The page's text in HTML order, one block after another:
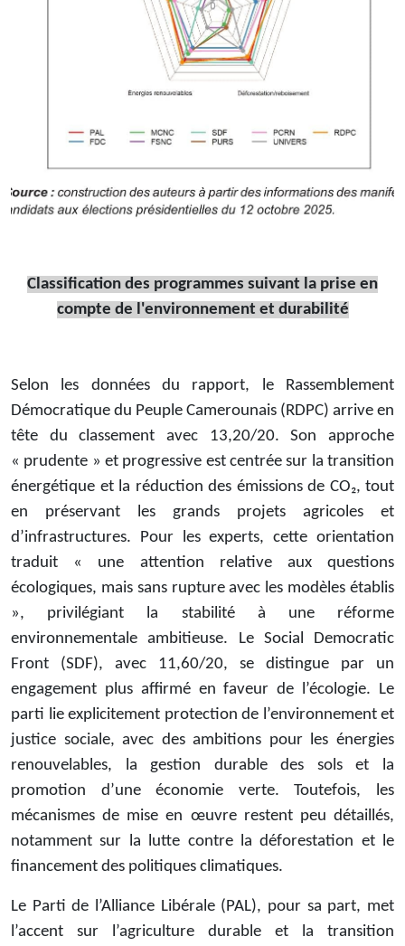
Classification des programmes suivant la prise en
compte de l'environnement et durabilité
Selon les données du rapport, le Rassemblement
Démocratique du Peuple Camerounais (RDPC) arrive en
tête du classement avec 13,20/20. Son approche
« prudente » et progressive est centrée sur la transition
énergétique et la réduction des émissions de CO₂, tout
en préservant les grands projets agricoles et
d’infrastructures. Pour les experts, cette orientation
traduit « une attention relative aux questions
écologiques, mais sans rupture avec les modèles établis
», privilégiant la stabilité à une réforme
environnementale ambitieuse. Le Social Democratic
Front (SDF), avec 11,60/20, se distingue par un
engagement plus affirmé en faveur de l’écologie. Le
parti lie explicitement protection de l’environnement et
justice sociale, avec des ambitions pour les énergies
renouvelables, la gestion durable des sols et la
promotion d’une économie verte. Toutefois, les
mécanismes de mise en œuvre restent peu détaillés,
notamment sur la lutte contre la déforestation et le
financement des politiques climatiques.
Le Parti de l’Alliance Libérale (PAL), pour sa part, met
l’accent sur l’agriculture durable et la transition